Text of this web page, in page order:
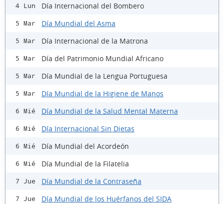
4 Lun Día Internacional del Bombero
5 Mar Día Mundial del Asma
5 Mar Día Internacional de la Matrona
5 Mar Día del Patrimonio Mundial Africano
5 Mar Día Mundial de la Lengua Portuguesa
5 Mar Día Mundial de la Higiene de Manos
6 Mié Día Mundial de la Salud Mental Materna
6 Mié Día Internacional Sin Dietas
6 Mié Día Mundial del Acordeón
6 Mié Día Mundial de la Filatelia
7 Jue Día Mundial de la Contraseña
7 Jue Día Mundial de los Huérfanos del SIDA